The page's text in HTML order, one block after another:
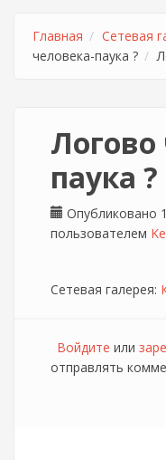
Главная Сетевая
человека-паука ?
Логово
паука ?
Опубликовано
пользователем
Сетевая галерея:
Войдите или
отправлять